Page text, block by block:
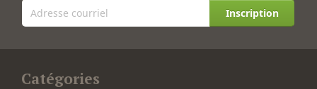
Inscription
Catégories